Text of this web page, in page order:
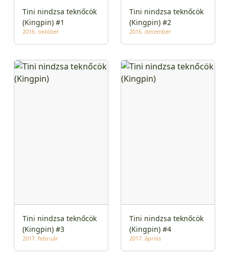
Tini nindzsa teknőcök
(Kingpin) #1
2016. október
Tini nindzsa teknőcök
(Kingpin) #2
2016. december
Tini nindzsa teknőcök
(Kingpin) #3
2017. február
Tini nindzsa teknőcök
(Kingpin) #4
2017. április